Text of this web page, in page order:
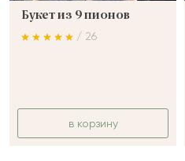
Букет из 9 пионов
/ 26
в корзину